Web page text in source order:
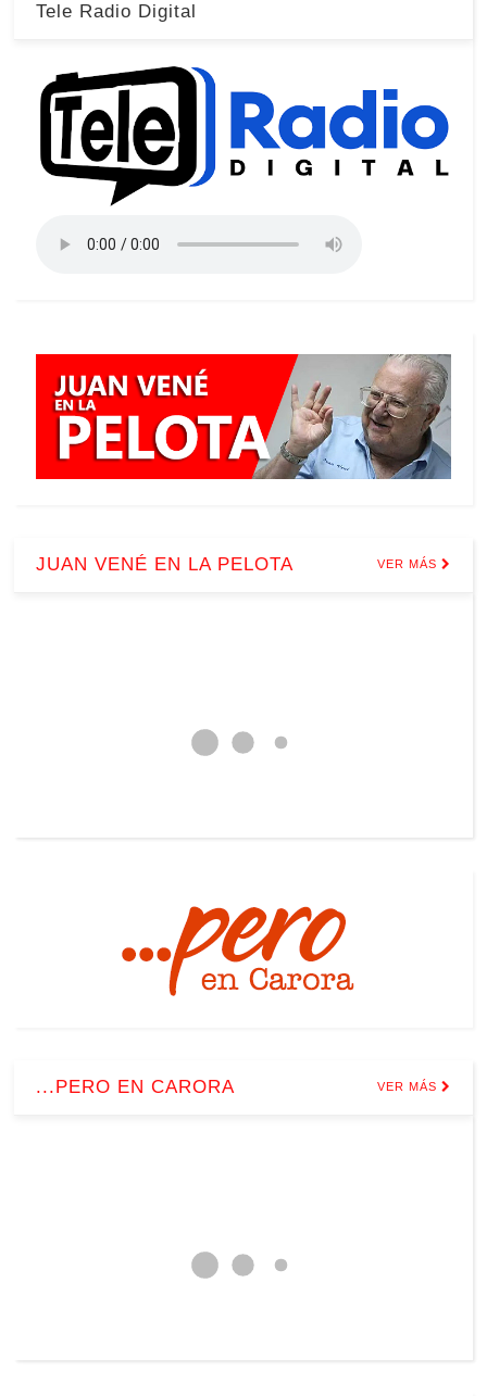
Tele Radio Digital
JUAN VENÉ EN LA PELOTA VER MÁS
...PERO EN CARORA VER MÁS